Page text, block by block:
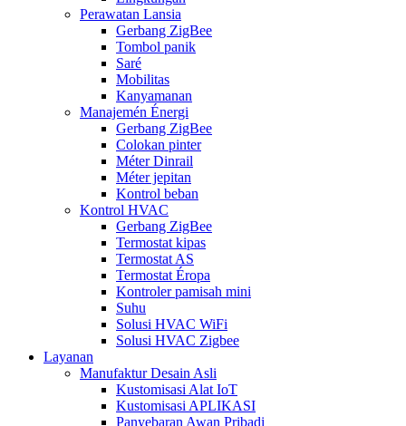
Perawatan Lansia
Gerbang ZigBee
Tombol panik
Saré
Mobilitas
Kanyamanan
Manajemén Énergi
Gerbang ZigBee
Colokan pinter
Méter Dinrail
Méter jepitan
Kontrol beban
Kontrol HVAC
Gerbang ZigBee
Termostat kipas
Termostat AS
Termostat Éropa
Kontroler pamisah mini
Suhu
Solusi HVAC WiFi
Solusi HVAC Zigbee
Layanan
Manufaktur Desain Asli
Kustomisasi Alat IoT
Kustomisasi APLIKASI
Panyebaran Awan Pribadi